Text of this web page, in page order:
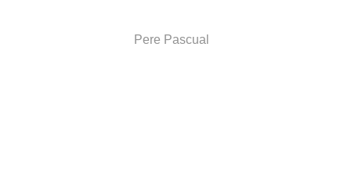
Pere Pascual